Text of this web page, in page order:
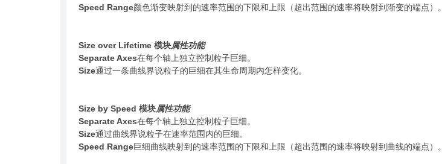
Speed Range颜色渐变映射到的速率范围的下限和上限（超出范围的速率将映射到渐变的端点）。
Size over Lifetime 模块属性功能
Separate Axes在每个轴上独立控制粒子巨细。
Size通过一条曲线界说粒子的巨细在其生命周期内怎样变化。
Size by Speed 模块属性功能
Separate Axes在每个轴上独立控制粒子巨细。
Size通过曲线界说粒子在速率范围内的巨细。
Speed Range巨细曲线映射到的速率范围的下限和上限（超出范围的速率将映射到曲线的端点）。